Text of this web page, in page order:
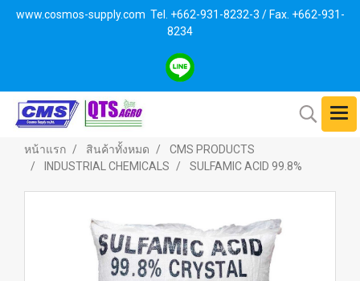
www.cosmos-supply.com Tel. +662-931-8232-3 / Fax. +662-931-
8234
หน้าแรก สินค้าทั้งหมด
CMS PRODUCTS
INDUSTRIAL CHEMICALS
SULFAMIC ACID 99.8%